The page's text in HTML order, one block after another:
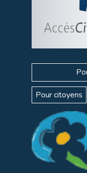
Pour citoyens